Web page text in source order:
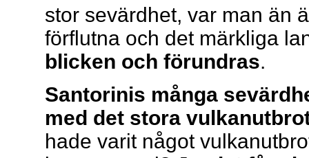
stor sevärdhet, var man än
förflutna och det märkliga
blicken och förundras.
Santorinis många
med det stora
hade varit något